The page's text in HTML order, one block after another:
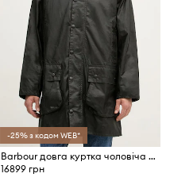
-25% з кодом WEB*
Barbour довга куртка чоловіча бавовняна
16899 грн